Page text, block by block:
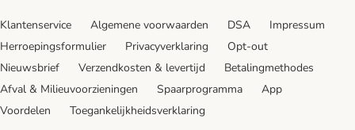
Klantenservice Algemene voorwaarden DSA
Impressum
Herroepingsformulier
Privacyverklaring
Opt-out
Nieuwsbrief
Verzendkosten & levertijd
Betalingmethodes
Afval & Milieuvoorzieningen
Spaarprogramma
App
Voordelen
Toegankelijkheidsverklaring